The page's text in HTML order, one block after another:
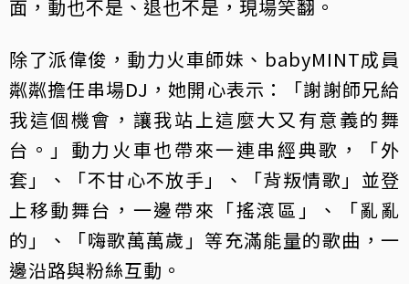
面，動也不是、退也不是，現場笑翻。
除了派偉俊，動力火車師妹、babyMINT成員
粼粼擔任串場DJ，她開心表示：「謝謝師兄給
我這個機會，讓我站上這麼大又有意義的舞
台。」動力火車也帶來一連串經典歌，「外
套」、「不甘心不放手」、「背叛情歌」並登
上移動舞台，一邊帶來「搖滾區」、「亂亂
的」、「嗨歌萬萬歲」等充滿能量的歌曲，一
邊沿路與粉絲互動。